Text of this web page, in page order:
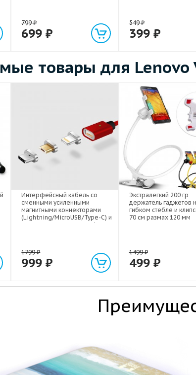
799₽
699₽
549₽
399 ₽
товары для Lenovo
Интерфейсный кабель со
сменными усиленными
магнитными коннекторами
(Lightning/MicroUSB/Type-C) и
световым индикатором 1м
1799₽
999₽
Экстралегкий 200 гр
держатель гаджетов
гибком стебле и
70 см размах 120 мм
1499₽
499 ₽